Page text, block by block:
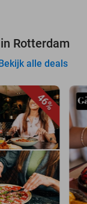
Rotterdam
alle deals
46%